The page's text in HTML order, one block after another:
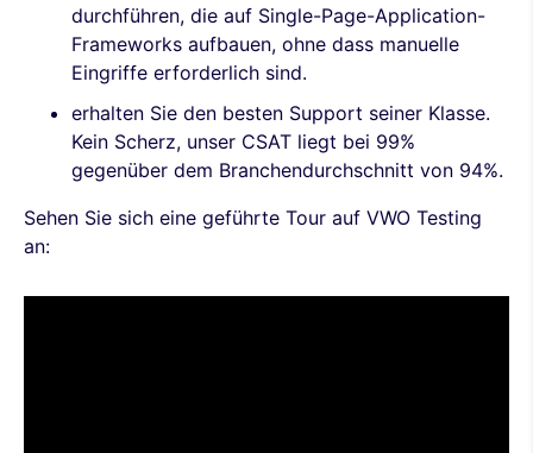
durchführen, die auf Single-Page-Application-
Frameworks aufbauen, ohne dass manuelle
Eingriffe erforderlich sind.
erhalten Sie den besten Support seiner Klasse.
Kein Scherz, unser CSAT liegt bei 99%
gegenüber dem Branchendurchschnitt von 94%.
Sehen Sie sich eine geführte Tour auf VWO Testing
an: